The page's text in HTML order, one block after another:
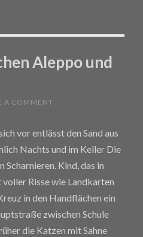
Aleppo und
A COMMENT
vor entlässt den Sand aus
Nachts und im Keller Die
Scharnieren. Kind, das in
Risse wie Landkarten
in den Handflächen ein
zwischen Schule
die Katzen mit Sahne